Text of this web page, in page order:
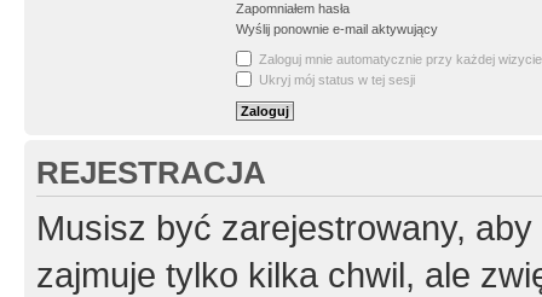
Zapomniałem hasła
Wyślij ponownie e-mail aktywujący
Zaloguj mnie automatycznie przy każdej wizycie
Ukryj mój status w tej sesji
REJESTRACJA
Musisz być zarejestrowany,
zajmuje tylko kilka chwil, ale